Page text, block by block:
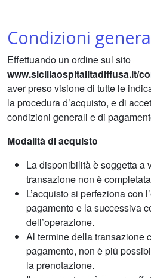
Condizioni
Effettuando un ordine sul sito
www.siciliaospitalitadiffusa.it/
aver preso visione di tutte le
la procedura d’acquisto, e di
condizioni generali e di
Modalità di acquisto
La disponibilità è soggetta a
transazione non è
L’acquisto si perfeziona con
pagamento e la successiva
dell’operazione.
Al termine della transazione
pagamento, non è più
la prenotazione.